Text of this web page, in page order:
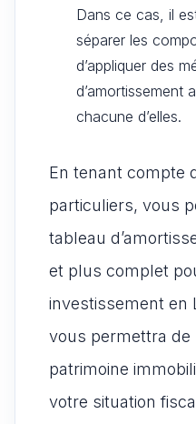
Dans ce cas, il
séparer les
d’appliquer des
d’amortissement
chacune d’elles.
En tenant compte
particuliers, vous
tableau
et plus complet
investissement en
vous permettra de
patrimoine
votre situation